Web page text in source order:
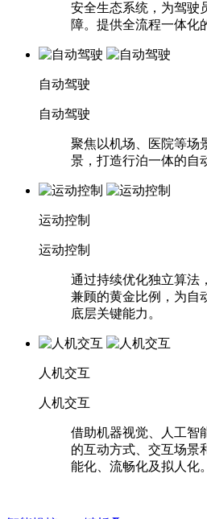
安全生态系统，为驾驶
障。提供全流程一体化
自动驾驶
自动驾驶
聚焦以机场、医院等场
景，打造行泊一体的自
运动控制
运动控制
通过持续优化独立算法
兼顾的黄金比例，为自
底层关键能力。
人机交互
人机交互
借助机器视觉、人工智
的互动方式、交互场景
能化、流畅化及拟人化。